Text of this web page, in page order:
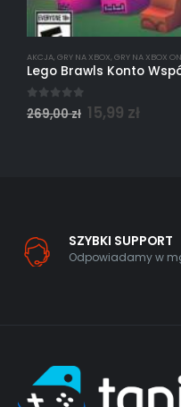
AKCJA, GRY NA XBOX, GRY NA XBOX
0 out of 5
269,00zł 15,99 zł
SZYBKI SUPPORT
Odpowiadamy w